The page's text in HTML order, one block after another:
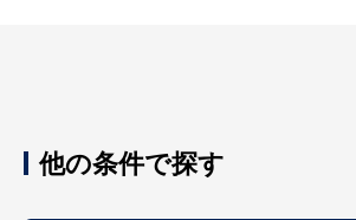
他の条件で探す